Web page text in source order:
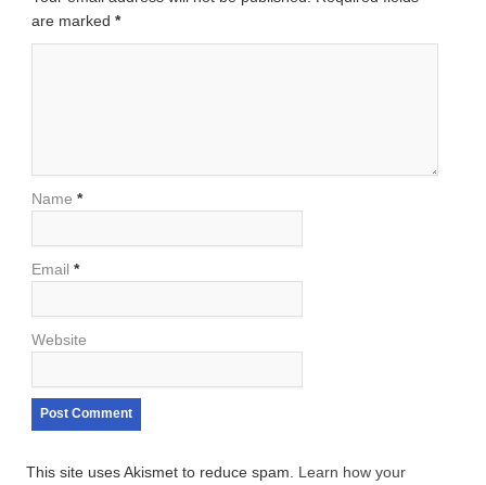
are marked *
Name *
Email *
Website
This site uses Akismet to reduce spam. Learn how your